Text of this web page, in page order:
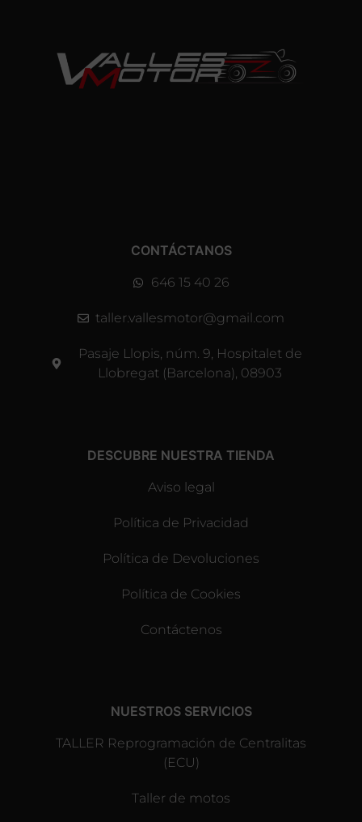
CONTÁCTANOS
646 15 40 26
taller.vallesmotor@gmail.com
Pasaje Llopis, núm. 9, Hospitalet de
Llobregat (Barcelona), 08903
DESCUBRE NUESTRA TIENDA
Aviso legal
Política de Privacidad
Política de Devoluciones
Política de Cookies
Contáctenos
NUESTROS SERVICIOS
TALLER Reprogramación de Centralitas
(ECU)
Taller de motos